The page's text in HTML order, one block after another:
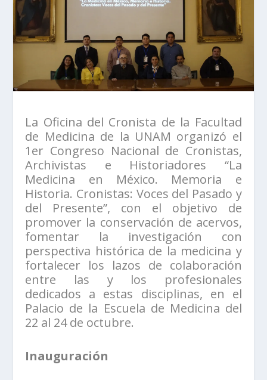
La Oficina del Cronista de la Facultad
de Medicina de la UNAM organizó el
1er Congreso Nacional de Cronistas,
Archivistas e Historiadores “La
Medicina en México. Memoria e
Historia. Cronistas: Voces del Pasado y
del Presente”, con el objetivo de
promover la conservación de acervos,
fomentar la investigación con
perspectiva histórica de la medicina y
fortalecer los lazos de colaboración
entre las y los profesionales
dedicados a estas disciplinas, en el
Palacio de la Escuela de Medicina del
22 al 24 de octubre.
Inauguración